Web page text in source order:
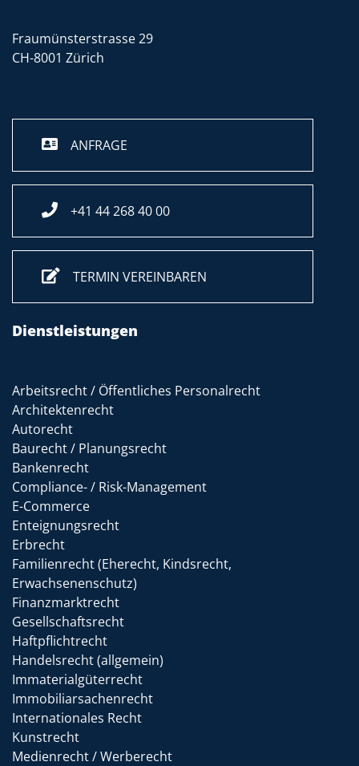
Fraumünsterstrasse 29
CH-8001 Zürich
ANFRAGE
+41 44 268 40 00
TERMIN VEREINBAREN
Dienstleistungen
Arbeitsrecht / Öffentliches Personalrecht
Architektenrecht
Autorecht
Baurecht / Planungsrecht
Bankenrecht
Compliance- / Risk-Management
E-Commerce
Enteignungsrecht
Erbrecht
Familienrecht (Eherecht, Kindsrecht,
Erwachsenenschutz)
Finanzmarktrecht
Gesellschaftsrecht
Haftpflichtrecht
Handelsrecht (allgemein)
Immaterialgüterrecht
Immobiliarsachenrecht
Internationales Recht
Kunstrecht
Medienrecht / Werberecht